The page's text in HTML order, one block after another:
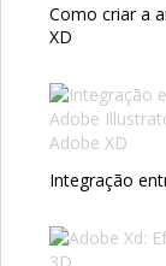
Como criar a
XD
Integração